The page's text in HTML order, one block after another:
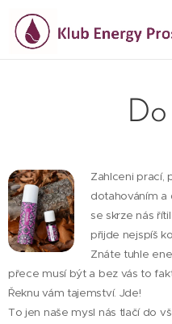
Zahlceni prací,
dotahováním a
se skrze nás
přijde nejspíš
Znáte tuhle
přece musí být a bez vás to
Řeknu vám tajemství. Jde!
To jen naše mysl nás tlačí do